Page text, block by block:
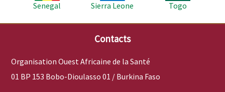
Senegal
Sierra Leone
Togo
Contacts
Organisation Ouest Africaine de la Santé
01 BP 153 Bobo-Dioulasso 01 / Burkina Faso